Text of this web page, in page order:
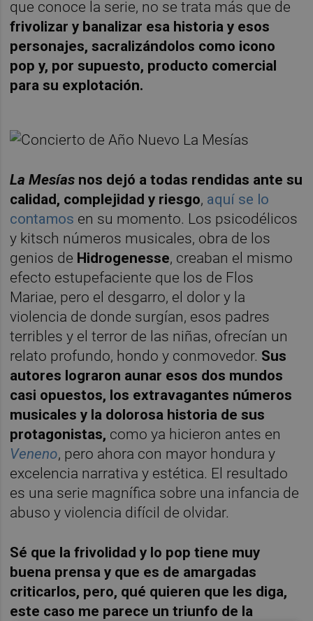
que conoce la serie, no se trata más que de
frivolizar y banalizar esa historia y esos
personajes, sacralizándolos como icono
pop y, por supuesto, producto comercial
para su explotación.
La Mesías nos dejó a todas rendidas ante su
calidad, complejidad y riesgo, aquí se lo
contamos en su momento. Los psicodélicos
y kitsch números musicales, obra de los
genios de Hidrogenesse, creaban el mismo
efecto estupefaciente que los de Flos
Mariae, pero el desgarro, el dolor y la
violencia de donde surgían, esos padres
terribles y el terror de las niñas, ofrecían un
relato profundo, hondo y conmovedor. Sus
autores lograron aunar esos dos mundos
casi opuestos, los extravagantes números
musicales y la dolorosa historia de sus
protagonistas, como ya hicieron antes en
Veneno, pero ahora con mayor hondura y
excelencia narrativa y estética. El resultado
es una serie magnífica sobre una infancia de
abuso y violencia difícil de olvidar.
Sé que la frivolidad y lo pop tiene muy
buena prensa y que es de amargadas
criticarlos, pero, qué quieren que les diga,
este caso me parece un triunfo de la